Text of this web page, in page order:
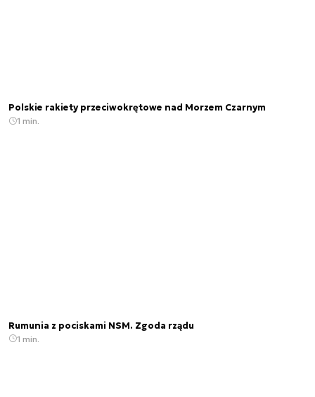
Polskie rakiety przeciwokrętowe nad Morzem Czarnym
1 min.
Rumunia z pociskami NSM. Zgoda rządu
1 min.